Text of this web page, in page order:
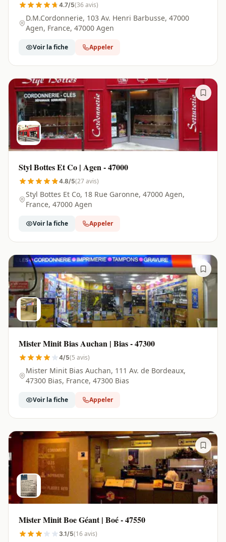
4.7/5(36 avis)
D.M.Cordonnerie, 103 Av. Henri Barbusse, 47000
Agen, France, 47000 Agen
Voir la fiche Appeler
Styl Bottes Et Co | Agen - 47000
4.8/5(27 avis)
Styl Bottes Et Co, 18 Rue Garonne, 47000 Agen,
France, 47000 Agen
Voir la fiche Appeler
Mister Minit Bias Auchan | Bias - 47300
4/5(5 avis)
Mister Minit Bias Auchan, 111 Av. de Bordeaux,
47300 Bias, France, 47300 Bias
Voir la fiche Appeler
Mister Minit Boe Géant | Boé - 47550
3.1/5(16 avis)